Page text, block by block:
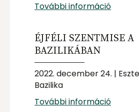
További információ
ÉJFÉLI SZENTMISE A
BAZILIKÁBAN
2022. december 24. |
Bazilika
További információ